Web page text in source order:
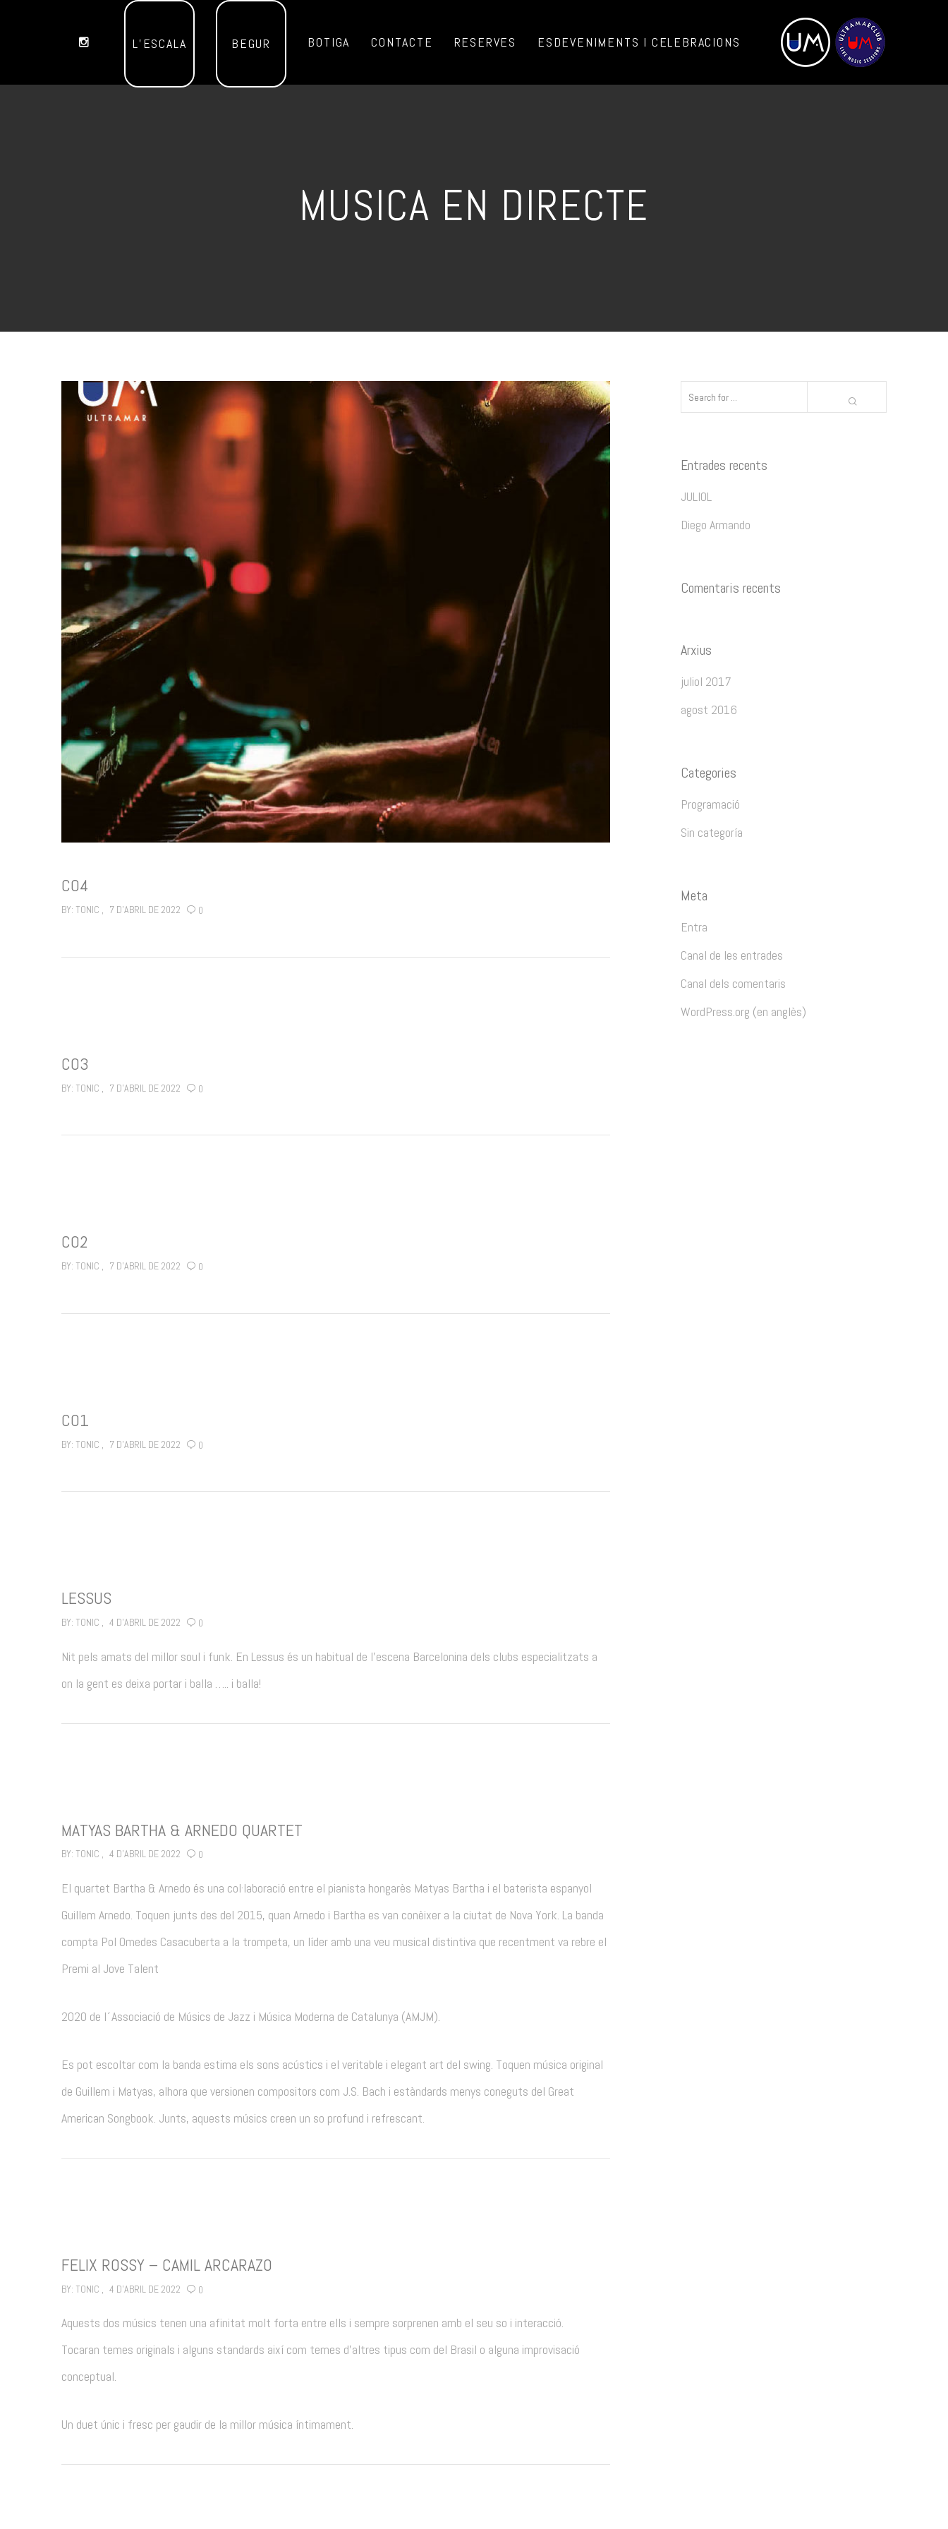
L’ESCALA BEGUR BOTIGA CONTACTE RESERVES ESDEVENIMENTS I CELEBRACIONS
MUSICA EN DIRECTE
C04
BY: TONIC 7 D'ABRIL DE 2022 0
C03
BY: TONIC 7 D'ABRIL DE 2022 0
C02
BY: TONIC 7 D'ABRIL DE 2022 0
C01
BY: TONIC 7 D'ABRIL DE 2022 0
LESSUS
BY: TONIC 4 D'ABRIL DE 2022 0
Nit pels amats del millor soul i funk. En Lessus és un habitual de l’escena Barcelonina dels clubs especialitzats a
on la gent es deixa portar i balla ….. i balla!
MATYAS BARTHA & ARNEDO QUARTET
BY: TONIC 4 D'ABRIL DE 2022 0
El quartet Bartha & Arnedo és una col·laboració entre el pianista hongarès Matyas Bartha i el baterista espanyol
Guillem Arnedo. Toquen junts des del 2015, quan Arnedo i Bartha es van conèixer a la ciutat de Nova York. La banda
compta Pol Omedes Casacuberta a la trompeta, un líder amb una veu musical distintiva que recentment va rebre el
Premi al Jove Talent
2020 de l´Associació de Músics de Jazz i Música Moderna de Catalunya (AMJM).
Es pot escoltar com la banda estima els sons acústics i el veritable i elegant art del swing. Toquen música original
de Guillem i Matyas, alhora que versionen compositors com J.S. Bach i estàndards menys coneguts del Great
American Songbook. Junts, aquests músics creen un so profund i refrescant.
FELIX ROSSY – CAMIL ARCARAZO
BY: TONIC 4 D'ABRIL DE 2022 0
Aquests dos músics tenen una afinitat molt forta entre ells i sempre sorprenen amb el seu so i interacció.
Tocaran temes originals i alguns standards així com temes d’altres tipus com del Brasil o alguna improvisació
conceptual.
Un duet únic i fresc per gaudir de la millor música íntimament.
Entrades recents
JULIOL
Diego Armando
Comentaris recents
Arxius
juliol 2017
agost 2016
Categories
Programació
Sin categoría
Meta
Entra
Canal de les entrades
Canal dels comentaris
WordPress.org (en anglès)